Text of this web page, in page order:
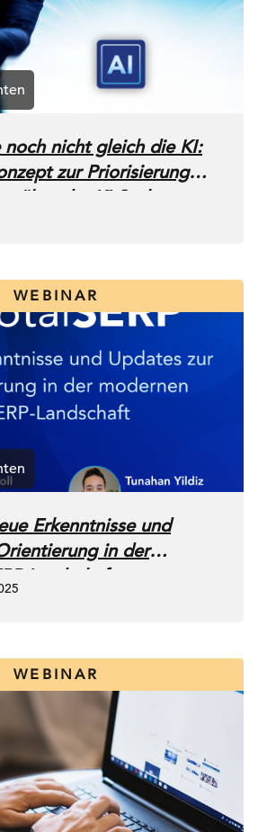
noch nicht gleich die KI:
zur Priorisierung
der KI-Suche
WEBINAR
Erkenntnisse und
in der
Landschaft
WEBINAR